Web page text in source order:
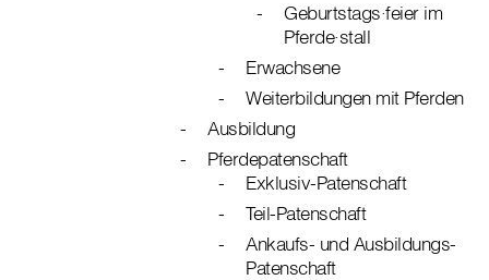
Geburtstags∙feier im
Pferde∙stall
Erwachsene
Weiterbildungen mit Pferden
Ausbildung
Pferdepatenschaft
Exklusiv-Patenschaft
Teil-Patenschaft
Ankaufs- und Ausbildungs-
Patenschaft